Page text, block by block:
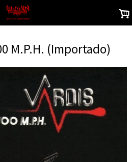
.
M.P.H. (Importado)